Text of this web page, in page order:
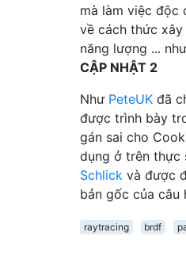
mà làm việc độc
về cách thức
năng lượng ...
CẬP NHẬT 2
Như PeteUK đã
được trình bày
gán sai cho
dụng ở trên thực
Schlick và được
bản gốc của câu
raytracing brdf